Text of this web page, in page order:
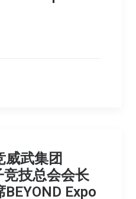
威武集团
竞技总会会长
Expo